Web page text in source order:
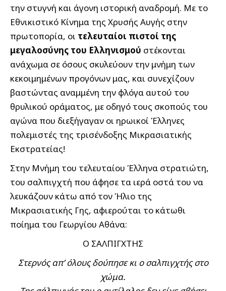
την στυγνή και άγονη ιστορική αναδρομή. Με το
Εθνικιστικό Κίνημα της Χρυσής Αυγής στην
πρωτοπορία, οι τελευταίοι πιστοί της
μεγαλοσύνης του Ελληνισμού στέκονται
ανάχωμα σε όσους σκυλεύουν την μνήμη των
κεκοιμημένων προγόνων μας, και συνεχίζουν
βαστώντας αναμμένη την φλόγα αυτού του
θρυλικού οράματος, με οδηγό τους σκοπούς του
αγώνα που διεξήγαγαν οι ηρωικοί Έλληνες
πολεμιστές της τρισένδοξης Μικρασιατικής
Εκστρατείας!
Στην Μνήμη του τελευταίου Έλληνα στρατιώτη,
του σαλπιγχτή που άφησε τα ιερά οστά του να
λευκάζουν κάτω από τον Ήλιο της
Μικρασιατικής Γης, αφιερούται το κάτωθι
ποίημα του Γεωργίου Αθάνα:
Ο ΣΑΛΠΙΓΧΤΗΣ
Στερνός απ’ όλους δούπησε κι ο σαλπιγχτής στο
χώμα.